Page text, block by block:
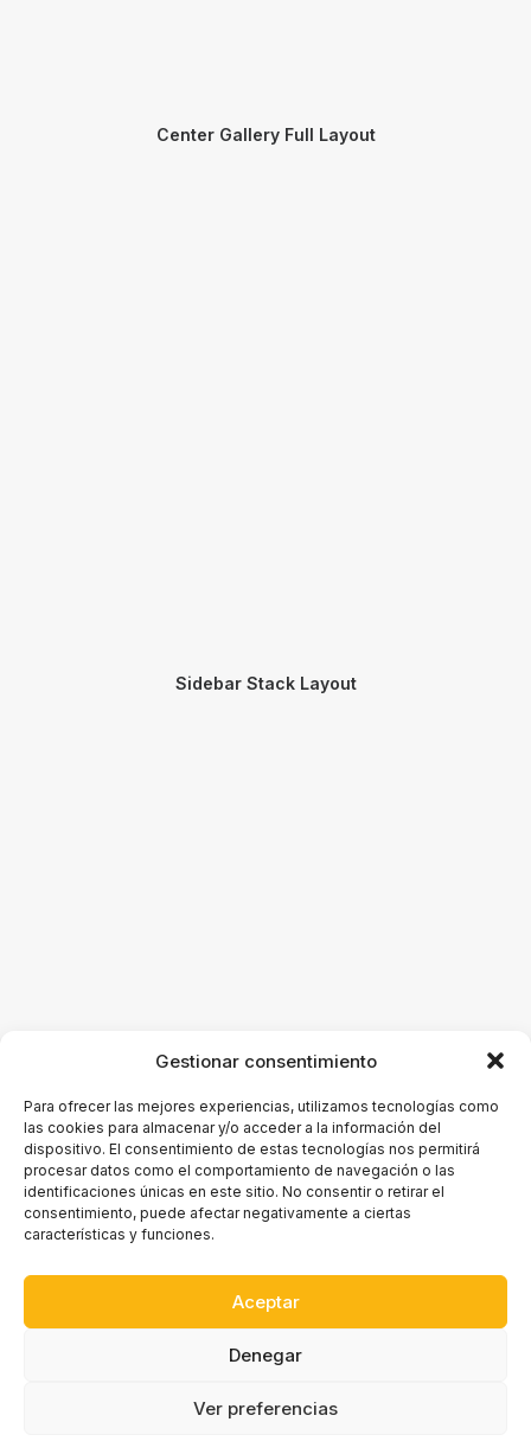
Gestionar consentimiento
Para ofrecer las mejores experiencias, utilizamos tecnologías como
las cookies para almacenar y/o acceder a la información del
dispositivo. El consentimiento de estas tecnologías nos permitirá
procesar datos como el comportamiento de navegación o las
identificaciones únicas en este sitio. No consentir o retirar el
consentimiento, puede afectar negativamente a ciertas
características y funciones.
Aceptar
Denegar
Ver preferencias
Center Gallery Full Layout
Sidebar Stack Layout
Sidebar Gallery Layout
© 2026 Ofirueda. All rights reserved